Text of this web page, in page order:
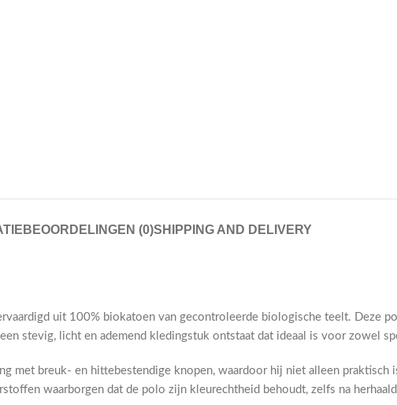
BEOORDELINGEN (0)SHIPPING AND DELIVERY
uit 100% biokatoen van gecontroleerde biologische teelt. Deze
stevig, licht en ademend kledingstuk ontstaat dat ideaal is voor zowel
breuk- en hittebestendige knopen, waardoor hij niet alleen praktisch
waarborgen dat de polo zijn kleurechtheid behoudt, zelfs na